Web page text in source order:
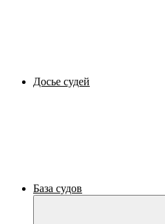
Досье судей
База судов